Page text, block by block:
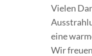
Vielen
eine
Wir